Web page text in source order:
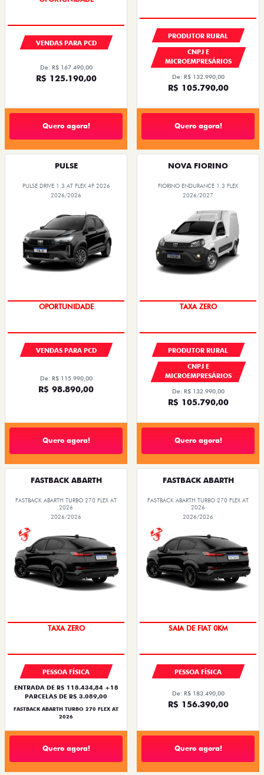
VENDAS PARA PCD
De: R$ 167.490,00
R$ 125.190,00
Quero agora!
PRODUTOR RURAL
CNPJ E
MICROEMPRESÁRIOS
De: R$ 132.990,00
R$ 105.790,00
Quero agora!
PULSE
PULSE DRIVE 1.3 AT FLEX 4P 2026
2026/2026
OPORTUNIDADE
VENDAS PARA PCD
De: R$ 115.990,00
R$ 98.890,00
Quero agora!
NOVA FIORINO
FIORINO ENDURANCE 1.3 FLEX
2026/2027
TAXA ZERO
PRODUTOR RURAL
CNPJ E
MICROEMPRESÁRIOS
De: R$ 132.990,00
R$ 105.790,00
Quero agora!
FASTBACK ABARTH
FASTBACK ABARTH TURBO 270 FLEX AT
2026
2026/2026
TAXA ZERO
PESSOA FÍSICA
ENTRADA DE R$ 118.434,84 +18
PARCELAS DE R$ 3.089,00
FASTBACK ABARTH TURBO 270 FLEX AT
2026
Quero agora!
FASTBACK ABARTH
FASTBACK ABARTH TURBO 270 FLEX AT
2026
2026/2026
SAIA DE FIAT 0KM
PESSOA FÍSICA
De: R$ 183.490,00
R$ 156.390,00
Quero agora!